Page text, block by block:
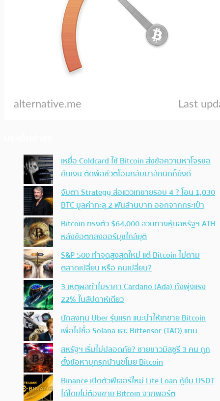
เหยื่อ Coldcard ใช้ Bitcoin ส่งข้อความหาโจรขอ
คืนเงิน ตัดพ้อชีวิตโอนกลับมาสักนิดก็ยังดี
จับตา Strategy ส่อแววเทขายรอบ 4 ? โอน 1,030
BTC มูลค่าทะลุ 2 พันล้านบาท ออกจากกระเป๋า
Bitcoin ทรงตัว $64,000 สวนทางหุ้นสหรัฐฯ ATH
หลังข้อตกลงฮอร์มุซใกล้ยุติ
S&P 500 ทำจุดสูงสุดใหม่ แต่ Bitcoin ไม่ตาม
ตลาดเปลี่ยน หรือ คนเปลี่ยน?
3 เหตุผลทำไมราคา Cardano (Ada) ถึงพุ่งแรง
22% ในสัปดาห์เดียว
นักลงทุน Uber รุ่นแรก แนะนำให้เทขาย Bitcoin
เพื่อไปซื้อ Solana และ Bittensor (TAO) แทน
สหรัฐฯ เริ่มไม่ปลอดภัย? ชายชาวมิสซูรี 3 คน ถูก
ตั้งข้อหาบุกรุกบ้านขโมย Bitcoin
Binance เปิดตัวฟีเจอร์ใหม่ Lite Loan กู้ยืม USDT
ได้โดยไม่ต้องขาย Bitcoin จากพอร์ต